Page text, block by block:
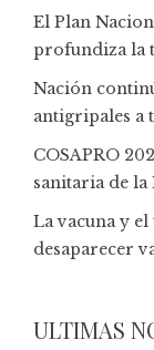
El Plan
profundiza la
Nación
antigripales a
COSAPRO
sanitaria de
La vacuna y
desaparecer
ULTIMAS